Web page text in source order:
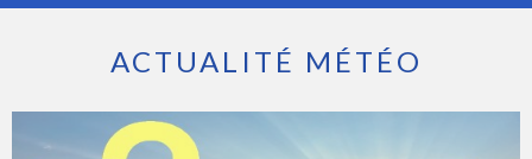
ACTUALITÉ MÉTÉO